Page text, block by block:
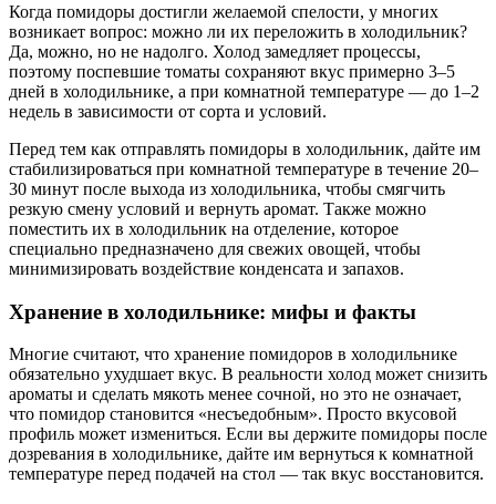
Когда помидоры достигли желаемой спелости, у многих
возникает вопрос: можно ли их переложить в холодильник?
Да, можно, но не надолго. Холод замедляет процессы,
поэтому поспевшие томаты сохраняют вкус примерно 3–5
дней в холодильнике, а при комнатной температуре — до 1–2
недель в зависимости от сорта и условий.
Перед тем как отправлять помидоры в холодильник, дайте им
стабилизироваться при комнатной температуре в течение 20–
30 минут после выхода из холодильника, чтобы смягчить
резкую смену условий и вернуть аромат. Также можно
поместить их в холодильник на отделение, которое
специально предназначено для свежих овощей, чтобы
минимизировать воздействие конденсата и запахов.
Хранение в холодильнике: мифы и факты
Многие считают, что хранение помидоров в холодильнике
обязательно ухудшает вкус. В реальности холод может снизить
ароматы и сделать мякоть менее сочной, но это не означает,
что помидор становится «несъедобным». Просто вкусовой
профиль может измениться. Если вы держите помидоры после
дозревания в холодильнике, дайте им вернуться к комнатной
температуре перед подачей на стол — так вкус восстановится.